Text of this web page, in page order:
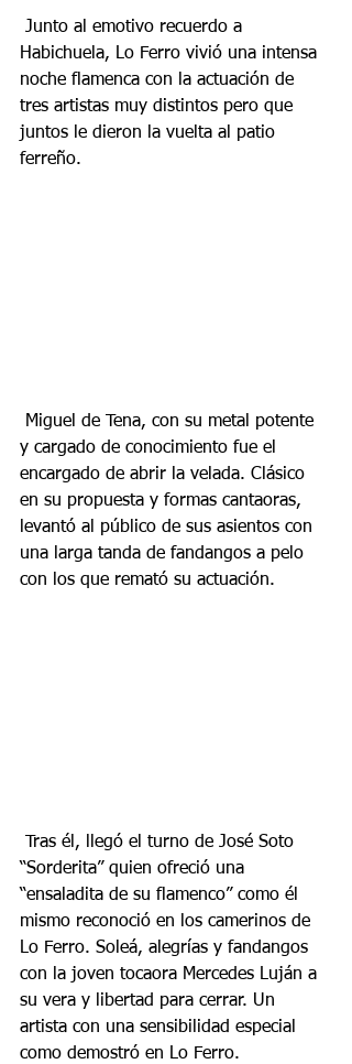
Habichuela, Lo Ferro vivió una intensa
noche flamenca con la actuación de
tres artistas muy distintos pero que
juntos le dieron la vuelta al patio
ferreño.
y cargado de conocimiento fue el
encargado de abrir la velada. Clásico
en su propuesta y formas cantaoras,
levantó al público de sus asientos con
una larga tanda de fandangos a pelo
con los que remató su actuación.
“Sorderita” quien ofreció una
“ensaladita de su flamenco” como él
mismo reconoció en los camerinos de
Lo Ferro. Soleá, alegrías y fandangos
con la joven tocaora Mercedes Luján a
su vera y libertad para cerrar. Un
artista con una sensibilidad especial
como demostró en Lo Ferro.